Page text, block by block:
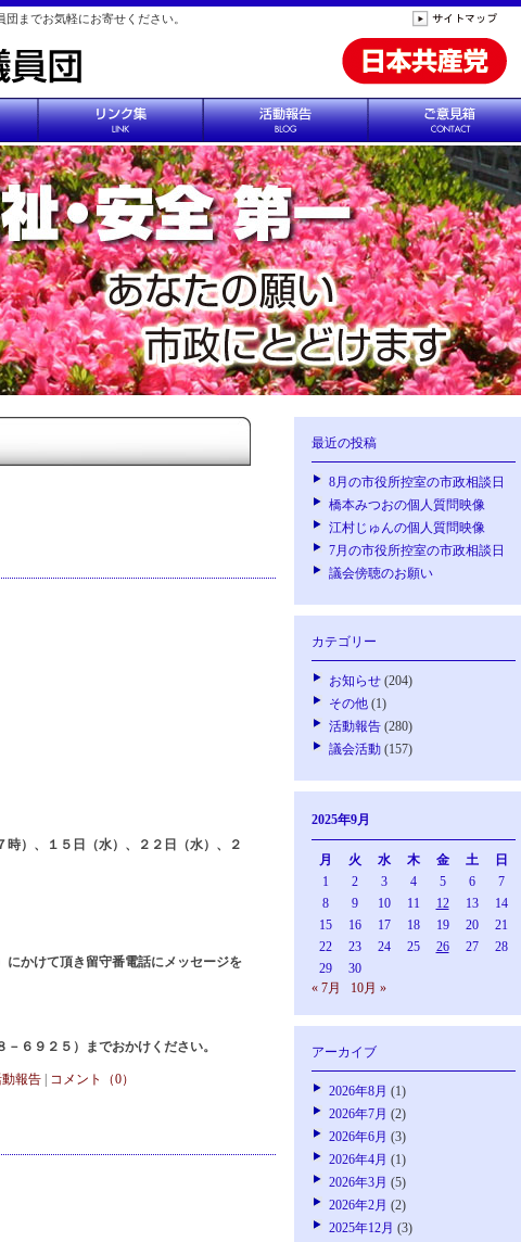
までお気軽にお寄せください。
時）、１５日（水）、２２日（水）、２
かけて頂き留守番電話にメッセージを
６９２５）までおかけください。
報告 コメント（0）
最近の投稿
8月の市役所控室の市政相談日
橋本みつおの個人質問映像
江村じゅんの個人質問映像
7月の市役所控室の市政相談日
議会傍聴のお願い
カテゴリー
お知らせ (204)
その他 (1)
活動報告 (280)
議会活動 (157)
2025年9月
月 火 水 木 金 土
日
1
2 3 4 5 6
7
8
9 10 11 12 13
14
15
16 17 18 19 20
21
22
23 24 25 26 27
28
29
30
« 7月
10月 »
アーカイブ
2026年8月 (1)
2026年7月 (2)
2026年6月 (3)
2026年4月 (1)
2026年3月 (5)
2026年2月 (2)
2025年12月 (3)